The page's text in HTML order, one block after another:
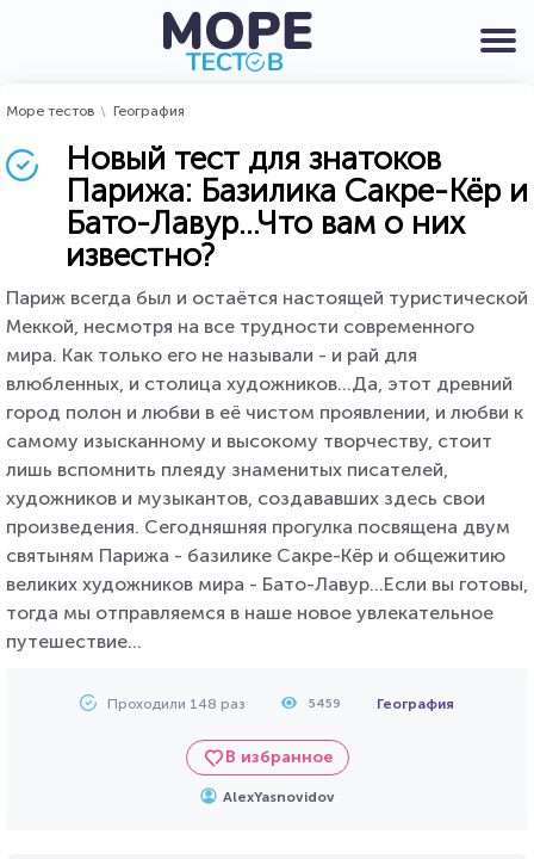
Море тестов География
Новый тест для знатоков
Парижа: Базилика Сакре-Кёр и
Бато-Лавур...Что вам о них
известно?
Париж всегда был и остаётся настоящей туристической
Меккой, несмотря на все трудности современного
мира. Как только его не называли - и рай для
влюбленных, и столица художников...Да, этот древний
город полон и любви в её чистом проявлении, и любви к
самому изысканному и высокому творчеству, стоит
лишь вспомнить плеяду знаменитых писателей,
художников и музыкантов, создававших здесь свои
произведения. Сегодняшняя прогулка посвящена двум
святыням Парижа - базилике Сакре-Кёр и общежитию
великих художников мира - Бато-Лавур...Если вы готовы,
тогда мы отправляемся в наше новое увлекательное
путешествие...
Проходили 148 раз 5459 География
В избранное
AlexYasnovidov